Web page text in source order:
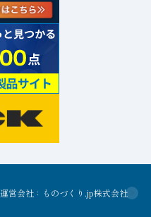
運営会社：ものづくり.jp株式会社